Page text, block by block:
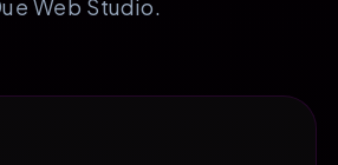
Web Studio.